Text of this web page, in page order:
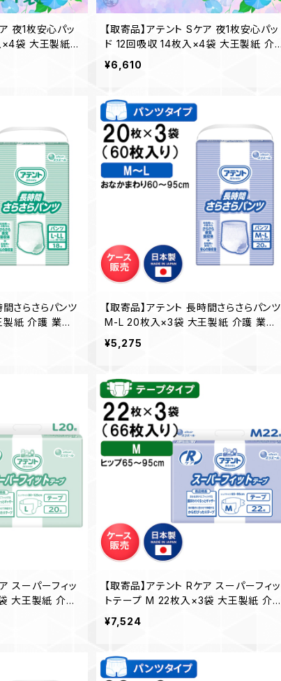
夜1枚安心パッ
×4袋 大王製紙
】◎送料無料
【取寄品】アテント Sケア 夜1枚安心パッ
ド 12回吸収 14枚入×4袋 大王製紙 介
護 業務用 【ケース販売】◎送料無料（一
部地域を除く）
¥6,610
間さらさらパンツ
紙 介護 業務
料（一部地域
【取寄品】アテント 長時間さらさらパンツ
M-L 20枚入×3袋 大王製紙 介護 業務
用 【ケース販売】◎送料無料（一部地域
を除く）
¥5,275
スーパーフィッ
料無料（一部
【取寄品】アテント Rケア スーパーフィッ
トテープ M 22枚入×3袋 大王製紙 介護
業務用 【ケース販売】◎送料無料（一部
地域を除く）
¥7,524